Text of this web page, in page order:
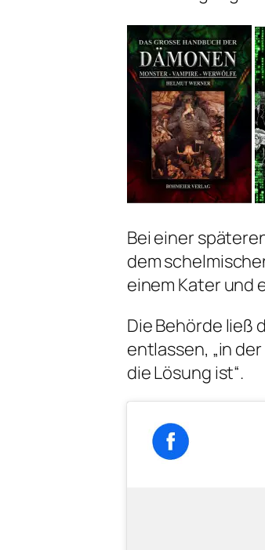
Bei einer
dem
einem Kater und
Die Behörde ließ
entlassen, „in
die Lösung ist“.